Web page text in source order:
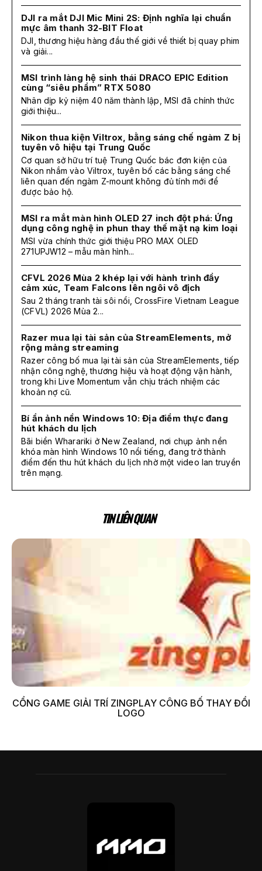
DJI ra mắt DJI Mic Mini 2S: Định nghĩa lại chuẩn
mực âm thanh 32-BIT Float
DJI, thương hiệu hàng đầu thế giới về thiết bị quay phim
và giải...
MSI trình làng hệ sinh thái DRACO EPIC Edition
cùng “siêu phẩm” RTX 5080
Nhân dịp kỷ niệm 40 năm thành lập, MSI đã chính thức
giới thiệu...
Nikon thua kiện Viltrox, bằng sáng chế ngàm Z bị
tuyên vô hiệu tại Trung Quốc
Cơ quan sở hữu trí tuệ Trung Quốc bác đơn kiện của
Nikon nhắm vào Viltrox, tuyên bố các bằng sáng chế
liên quan đến ngàm Z-mount không đủ tính mới để
được bảo hộ.
MSI ra mắt màn hình OLED 27 inch đột phá: Ứng
dụng công nghệ in phun thay thế mặt nạ kim loại
MSI vừa chính thức giới thiệu PRO MAX OLED
271UPJW12 – mẫu màn hình...
CFVL 2026 Mùa 2 khép lại với hành trình đầy
cảm xúc, Team Falcons lên ngôi vô địch
Sau 2 tháng tranh tài sôi nổi, CrossFire Vietnam League
(CFVL) 2026 Mùa 2...
Razer mua lại tài sản của StreamElements, mở
rộng mảng streaming
Razer công bố mua lại tài sản của StreamElements, tiếp
nhận công nghệ, thương hiệu và hoạt động vận hành,
trong khi Live Momentum vẫn chịu trách nhiệm các
khoản nợ cũ.
Bí ẩn ảnh nền Windows 10: Địa điểm thực đang
hút khách du lịch
Bãi biển Wharariki ở New Zealand, nơi chụp ảnh nền
khóa màn hình Windows 10 nổi tiếng, đang trở thành
điểm đến thu hút khách du lịch nhờ một video lan truyền
trên mạng.
TIN LIÊN QUAN
CỔNG GAME GIẢI TRÍ ZINGPLAY CÔNG BỐ THAY ĐỔI
LOGO